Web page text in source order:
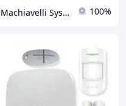
Machiavelli Systems 100%